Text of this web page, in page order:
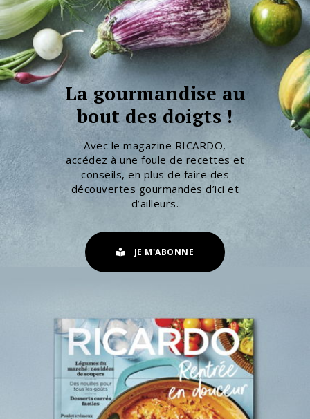
La gourmandise au
bout des doigts !
Avec le magazine RICARDO,
accédez à une foule de recettes et
conseils, en plus de faire des
découvertes gourmandes d’ici et
d’ailleurs.
JE M'ABONNE